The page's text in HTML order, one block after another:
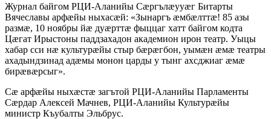
Журнал байгом РЦИ-Аланийы Сӕргълӕууӕг Битарты
Вячеславы арфӕйы ныхасӕй: «Зынаргъ ӕмбӕлттӕ! 85 азы
размӕ, 10 ноябры йӕ дуӕрттӕ фыццаг хатт байгом кодта
Цӕгат Ирыстоны паддзахадон академион ирон театр. Уыцы
хабар сси нӕ культурӕйы стыр бӕрӕгбон, уымӕн ӕмӕ театры
ахадындзинад адӕмы монон царды у тынг ахсджиаг ӕмӕ
бирӕвӕрсыг».
Сӕ арфӕйы ныхӕстӕ загътой РЦИ-Аланийы Парламенты
Сӕрдар Алексей Мачнев, РЦИ-Аланийы Культурӕйы
министр Къубалты Эльбрус.